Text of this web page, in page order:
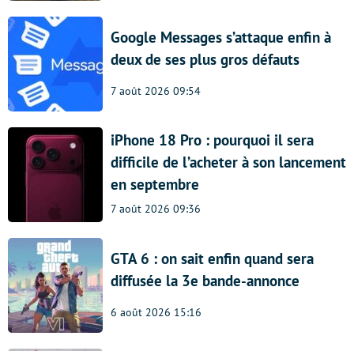
Google Messages s’attaque enfin à
deux de ses plus gros défauts
7 août 2026 09:54
iPhone 18 Pro : pourquoi il sera
difficile de l’acheter à son lancement
en septembre
7 août 2026 09:36
GTA 6 : on sait enfin quand sera
diffusée la 3e bande-annonce
6 août 2026 15:16